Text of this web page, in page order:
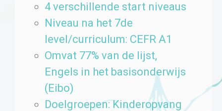
4 verschillende start niveaus
Niveau na het 7de
level/curriculum: CEFR A1
Omvat 77% van de lijst,
Engels in het basisonderwijs
(Eibo)
Doelgroepen: Kinderopvang